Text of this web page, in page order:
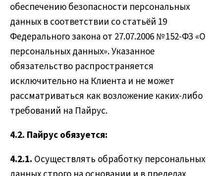
обеспечению безопасности персональных
данных в соответствии со статьёй 19
Федерального закона от 27.07.2006 № 152-ФЗ «О
персональных данных». Указанное
обязательство распространяется
исключительно на Клиента и не может
рассматриваться как возложение каких-либо
требований на Пайрус.
4.2. Пайрус обязуется:
4.2.1. Осуществлять обработку персональных